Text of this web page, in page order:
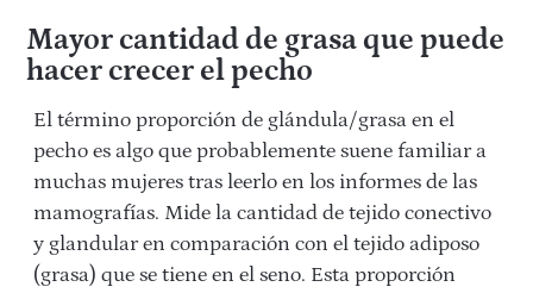
Mayor cantidad de grasa que puede
hacer crecer el pecho
El término proporción de glándula/grasa en el
pecho es algo que probablemente suene familiar a
muchas mujeres tras leerlo en los informes de las
mamografías. Mide la cantidad de tejido conectivo
y glandular en comparación con el tejido adiposo
(grasa) que se tiene en el seno. Esta proporción